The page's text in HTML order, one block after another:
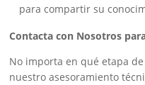
para compartir su
Contacta con Nosotros
No importa en qué etapa
nuestro asesoramiento